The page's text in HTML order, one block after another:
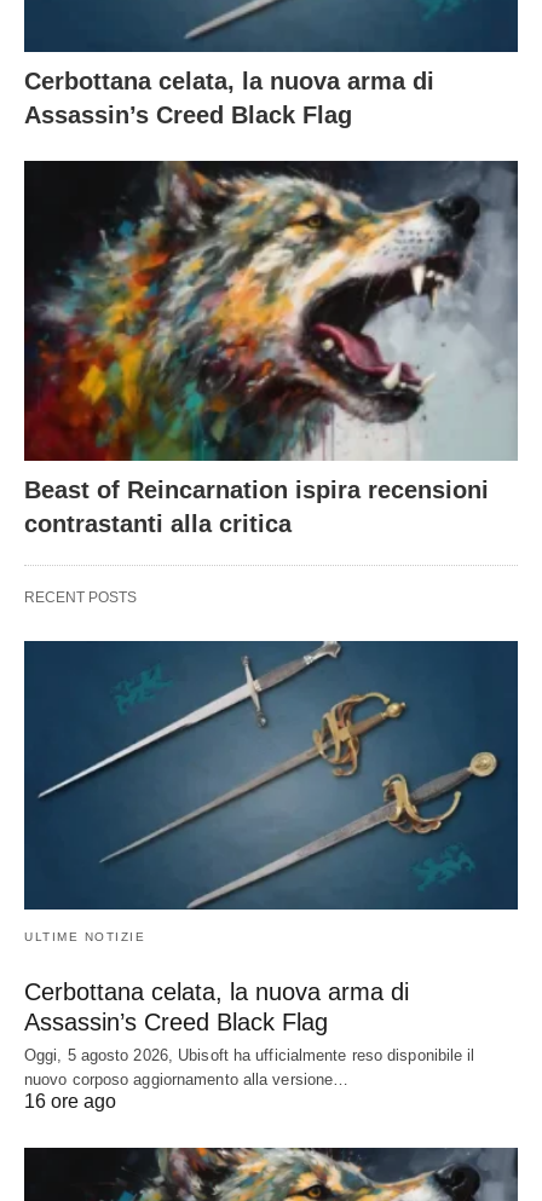
Cerbottana celata, la nuova arma di
Assassin’s Creed Black Flag
Beast of Reincarnation ispira recensioni
contrastanti alla critica
RECENT POSTS
ULTIME NOTIZIE
Cerbottana celata, la nuova arma di
Assassin’s Creed Black Flag
Oggi, 5 agosto 2026, Ubisoft ha ufficialmente reso disponibile il
nuovo corposo aggiornamento alla versione…
16 ore ago